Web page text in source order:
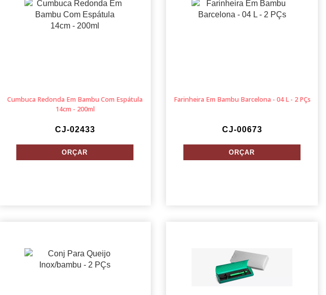
Cumbuca Redonda Em Bambu Com Espátula
14cm - 200ml
CJ-02433
Farinheira Em Bambu Barcelona - 04 L - 2 PÇs
CJ-00673